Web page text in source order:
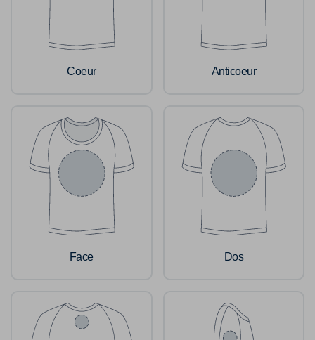
Coeur Anticoeur
Face Dos